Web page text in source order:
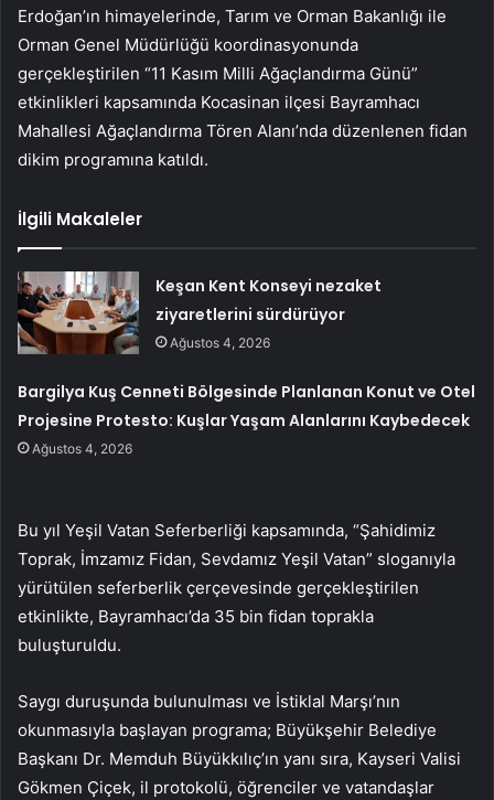
Erdoğan’ın himayelerinde, Tarım ve Orman Bakanlığı ile
Orman Genel Müdürlüğü koordinasyonunda
gerçekleştirilen “11 Kasım Milli Ağaçlandırma Günü”
etkinlikleri kapsamında Kocasinan ilçesi Bayramhacı
Mahallesi Ağaçlandırma Tören Alanı’nda düzenlenen fidan
dikim programına katıldı.
İlgili Makaleler
Keşan Kent Konseyi nezaket
ziyaretlerini sürdürüyor
Ağustos 4, 2026
Bargilya Kuş Cenneti Bölgesinde Planlanan Konut ve Otel
Projesine Protesto: Kuşlar Yaşam Alanlarını Kaybedecek
Ağustos 4, 2026
Bu yıl Yeşil Vatan Seferberliği kapsamında, “Şahidimiz
Toprak, İmzamız Fidan, Sevdamız Yeşil Vatan” sloganıyla
yürütülen seferberlik çerçevesinde gerçekleştirilen
etkinlikte, Bayramhacı’da 35 bin fidan toprakla
buluşturuldu.
Saygı duruşunda bulunulması ve İstiklal Marşı’nın
okunmasıyla başlayan programa; Büyükşehir Belediye
Başkanı Dr. Memduh Büyükkılıç’ın yanı sıra, Kayseri Valisi
Gökmen Çiçek, il protokolü, öğrenciler ve vatandaşlar